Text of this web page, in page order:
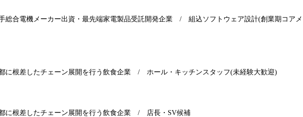
総合電機メーカー出資・最先端家電製品受託開発企業 / 組込ソフトウェア設計(創業期コアメ
に根差したチェーン展開を行う飲食企業 / ホール・キッチンスタッフ(未経験大歓迎)
に根差したチェーン展開を行う飲食企業 / 店長・ SV候補